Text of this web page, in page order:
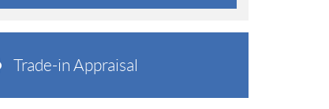
Trade-in Appraisal